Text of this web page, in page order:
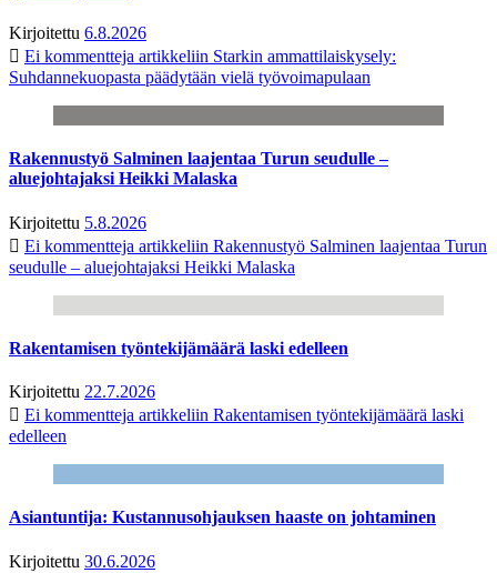
Kirjoitettu 6.8.2026
Ei kommentteja artikkeliin Starkin ammattilaiskysely:
Suhdannekuopasta päädytään vielä työvoimapulaan
Rakennustyö Salminen laajentaa Turun seudulle –
aluejohtajaksi Heikki Malaska
Kirjoitettu 5.8.2026
Ei kommentteja artikkeliin Rakennustyö Salminen laajentaa Turun
seudulle – aluejohtajaksi Heikki Malaska
Rakentamisen työntekijämäärä laski edelleen
Kirjoitettu 22.7.2026
Ei kommentteja artikkeliin Rakentamisen työntekijämäärä laski
edelleen
Asiantuntija: Kustannusohjauksen haaste on johtaminen
Kirjoitettu 30.6.2026